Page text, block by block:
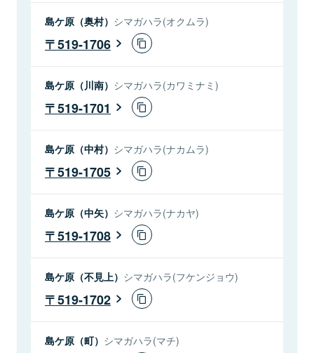
島ケ原（奥村） シマガハラ(オクムラ)
519-1706
島ケ原（川南） シマガハラ(カワミナミ)
519-1701
島ケ原（中村） シマガハラ(ナカムラ)
519-1705
島ケ原（中矢） シマガハラ(ナカヤ)
519-1708
島ケ原（不見上） シマガハラ(フケンジョウ)
519-1702
島ケ原（町） シマガハラ(マチ)